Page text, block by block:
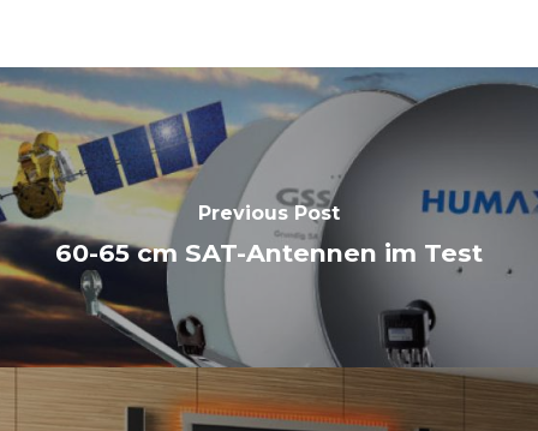
Previous Post
60-65 cm SAT-Antennen im Test